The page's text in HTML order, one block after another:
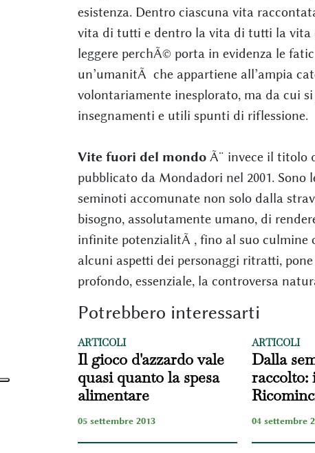
esistenza. Dentro ciascuna vita
vita di tutti e dentro la vita di tutti la vita
leggere perchÃ© porta in evidenza le
un’umanitÃ che appartiene all’ampia
volontariamente inesplorato, ma da cui
insegnamenti e utili spunti di riflessione.
Vite fuori del mondoÃ¨ invece il titolo
pubblicato da Mondadori nel 2001.
seminoti accomunate non solo dalla
bisogno, assolutamente umano, di
infinite potenzialitÃ , fino al suo culmine
alcuni aspetti dei personaggi ritratti,
profondo, essenziale, la controversa
Potrebbero interessarti
ARTICOLI
Il gioco d'azzardo vale
quasi quanto la spesa
alimentare
05 settembre 2013
ARTICOLI
Dalla
raccolto:
04 settembre